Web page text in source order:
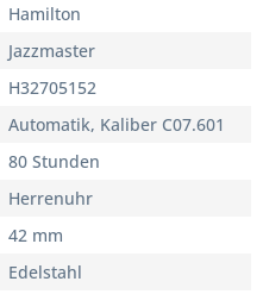
Hamilton
Jazzmaster
H32705152
Automatik, Kaliber C07.601
80 Stunden
Herrenuhr
42 mm
Edelstahl